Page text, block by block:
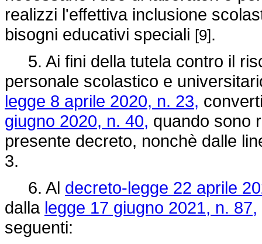
realizzi l'effettiva inclusione
bisogni educativi speciali [9].
5. Ai fini della tutela contro il
personale scolastico e
legge 8 aprile 2020, n. 23,
giugno 2020, n. 40, quando sono
presente decreto, nonchè dalle
3.
6. Al decreto-legge 22 aprile
dalla legge 17 giugno 2021, n. 87,
seguenti: